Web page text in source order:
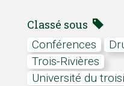
Classé sous
Conférences
Trois-Rivières
Université du